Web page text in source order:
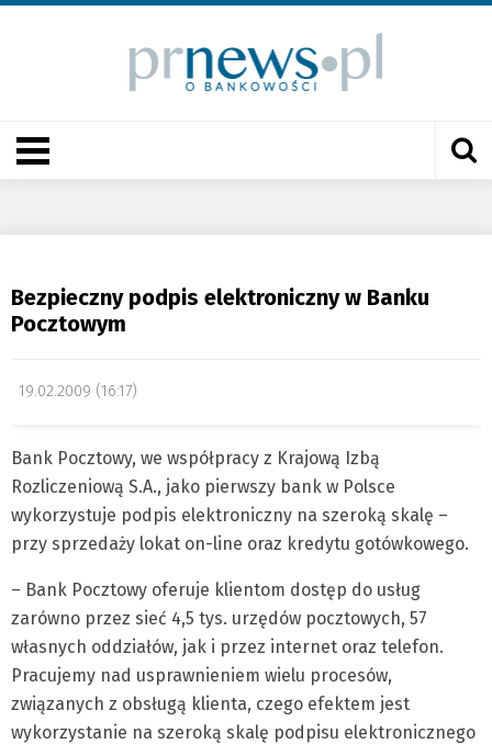
Bezpieczny podpis elektroniczny w Banku
Pocztowym
19.02.2009 (16:17)
Bank Pocztowy, we współpracy z Krajową Izbą
Rozliczeniową S.A., jako pierwszy bank w Polsce
wykorzystuje podpis elektroniczny na szeroką skalę –
przy sprzedaży lokat on-line oraz kredytu gotówkowego.
– Bank Pocztowy oferuje klientom dostęp do usług
zarówno przez sieć 4,5 tys. urzędów pocztowych, 57
własnych oddziałów, jak i przez internet oraz telefon.
Pracujemy nad usprawnieniem wielu procesów,
związanych z obsługą klienta, czego efektem jest
wykorzystanie na szeroką skalę podpisu elektronicznego